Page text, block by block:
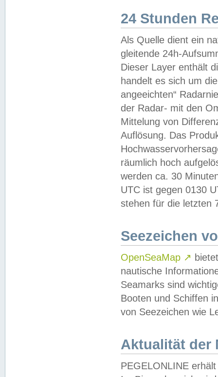
24 Stunden
Als Quelle dient ein
gleitende 24h-
Dieser Layer enthält
handelt es sich um
angeeichten“
der Radar- mit den
Mittelung von
Auflösung. Das
räumlich hoch
werden ca. 30
UTC ist gegen 0130
stehen für die letzten
Seezeichen
OpenSeaMap ↗
nautische
Seamarks sind
Booten und Schiffen
von Seezeichen wie
Aktualität der
PEGELONLINE